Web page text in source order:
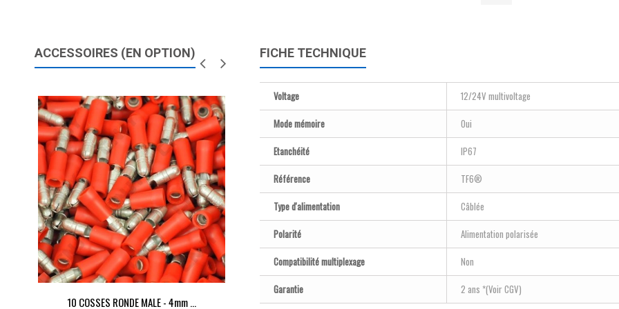
ACCESSOIRES (EN OPTION)
10 COSSES RONDE MALE - 4mm ... 10 COSSES RONDE FEMELLE -4m... 1 METRE DE CABLAGE : 2x0.75...
FICHE TECHNIQUE
Voltage
12/24V multivoltage
Mode mémoire
Oui
Etanchéité
IP67
Référence
TF6®
Type d'alimentation
Câblée
Polarité
Alimentation polarisée
Compatibilité multiplexage
Non
Garantie
2 ans *(Voir CGV)